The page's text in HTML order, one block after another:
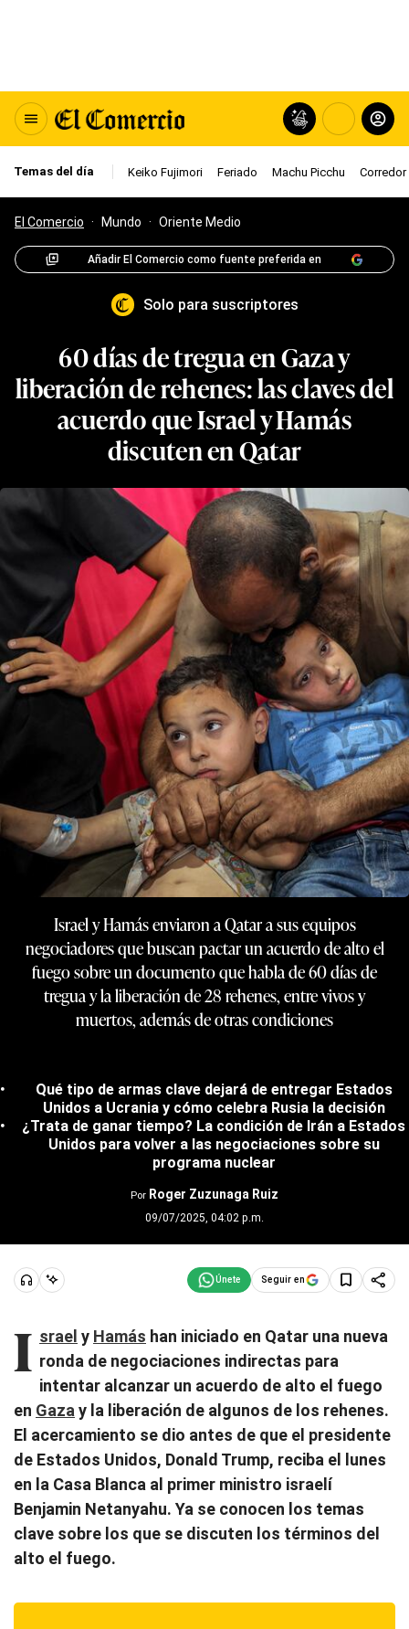
Temas del día Keiko Fujimori Feriado Machu Picchu Corredor
El Comercio · Mundo · Oriente Medio
Añadir El Comercio como fuente preferida en
Solo para suscriptores
60 días de tregua en Gaza y
liberación de rehenes: las claves del
acuerdo que Israel y Hamás
discuten en Qatar
Israel y Hamás enviaron a Qatar a sus equipos
negociadores que buscan pactar un acuerdo de alto el
fuego sobre un documento que habla de 60 días de
tregua y la liberación de 28 rehenes, entre vivos y
muertos, además de otras condiciones
Qué tipo de armas clave dejará de entregar Estados
Unidos a Ucrania y cómo celebra Rusia la decisión
¿Trata de ganar tiempo? La condición de Irán a Estados
Unidos para volver a las negociaciones sobre su
programa nuclear
Por Roger Zuzunaga Ruiz
09/07/2025, 04:02 p.m.
Seguir en
I srael y Hamás han iniciado en Qatar una nueva
ronda de negociaciones indirectas para
intentar alcanzar un acuerdo de alto el fuego
en Gaza y la liberación de algunos de los rehenes.
El acercamiento se dio antes de que el presidente
de Estados Unidos, Donald Trump, reciba el lunes
en la Casa Blanca al primer ministro israelí
Benjamin Netanyahu. Ya se conocen los temas
clave sobre los que se discuten los términos del
alto el fuego.